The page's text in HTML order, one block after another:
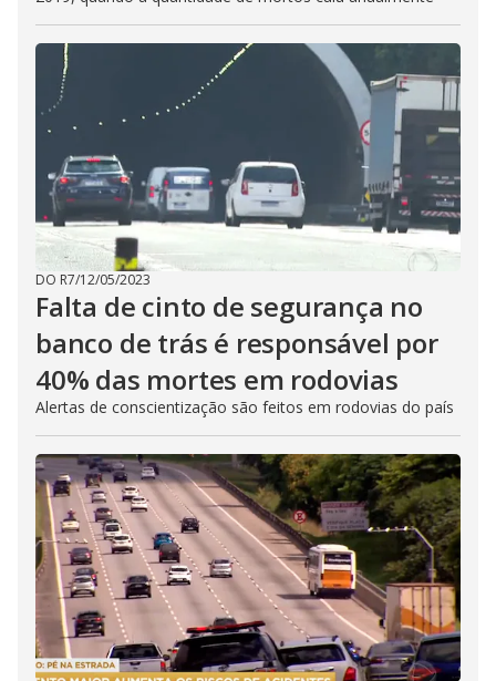
DO R7/12/05/2023
Falta de cinto de segurança no
banco de trás é responsável por
40% das mortes em rodovias
Alertas de conscientização são feitos em rodovias do país